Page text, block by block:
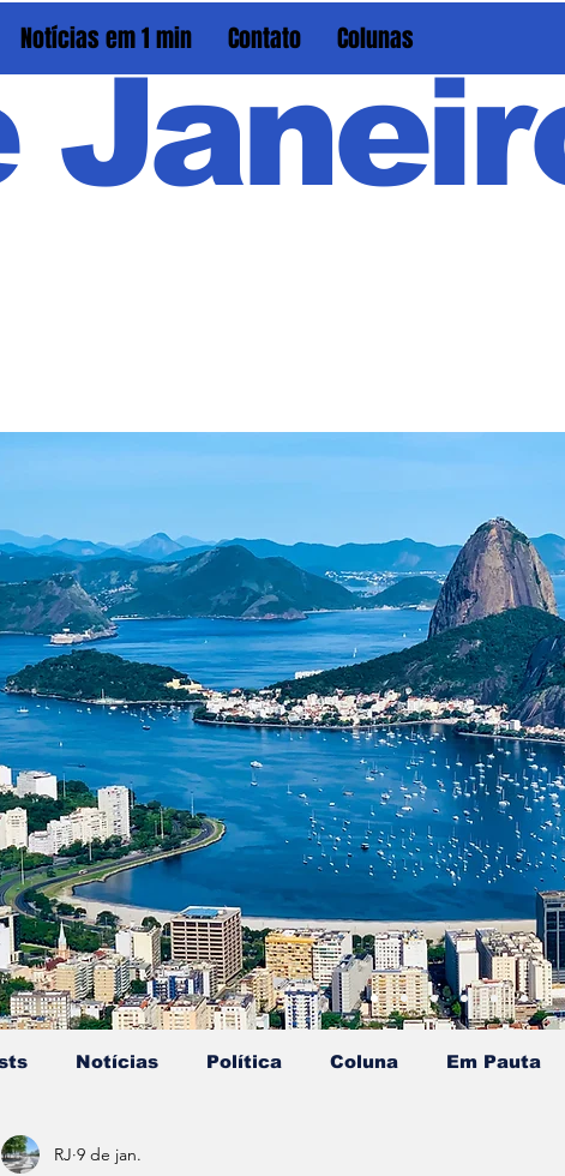
Notícias em 1 min Contato Colunas
Notícias Política Coluna Em Pauta
do Rio Notícias em 1 min
RJ 9 de jan.